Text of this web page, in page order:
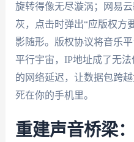
旋转得像无尽漩涡；网易
灰，点击时弹出“应版权方
影随形。版权协议将音乐
平行宇宙，IP地址成了无
的网络延迟，让数据包跨
死在你的手机里。
重建声音桥梁